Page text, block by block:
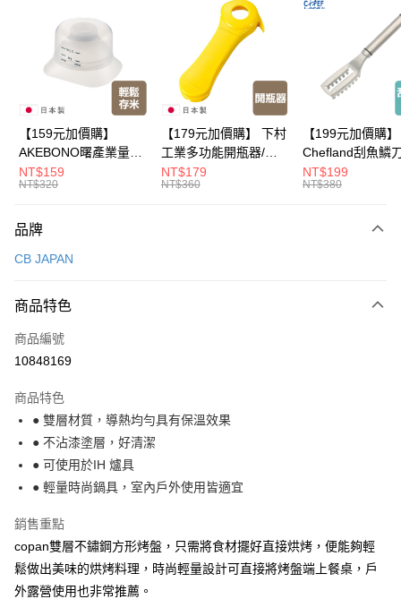
LINE Pay
Apple Pay
Google Pay
全盈+PAY
大哥付你分期
【大哥付你分期使用說明】
2.付款方式選擇「大哥付你分期」，訂單成立後會自動跳轉到大哥付的交易
成交易。
3.實際核准額度、可分期數及費用金額請依後續交易確認頁面所載為準。
4.訂單成立30分鐘內，如未前往確認交易或遇審核未通過，訂單將自動取
消。如遇「轉專審核」未通過狀況，表示未達大哥付你分期系統評分，恕無
法說明評估內容。
1.分期款項不併入電信帳單，「大哥付你分期」於每月結算日後寄送繳費提
2.透過簡訊連結打開帳單後，可選擇「超商條碼／台灣大直營門市／銀行轉
帳／街口支付／iPASS MONEY」等通路繳費。
【注意事項】
1.本服務係由「台灣大哥大股份有限公司」（以下簡稱本公司）所提供，讓
買賣價金債權讓與本公司後，依約使用本公司帳單繳交帳款。
2.基於同意付款使用「大哥付你分期」之契約關係目的，商店將以您的個人
資料（包含姓名、電話或地址）提供予台灣大哥大進項蒐集、處理及利用，
由本公司與您本人進行分期帳單所需資料之確認、核對及更正。
3.完整用戶服務條款，請詳閱以下連結：
每筆NT$100，滿NT$499(含以上)免運費
每筆NT$100，滿NT$499(含以上)免運費
7-11取貨付款
每筆NT$100，滿NT$499(含以上)免運費
付款後7-11取貨
每筆NT$100，滿NT$499(含以上)免運費
宅配【父親節大回饋】限時$299免運
每筆NT$150，滿NT$299(含以上)免運費
【159元加價購】
AKEBONO曙產業量米
杯漏斗組(白)/量米杯/
米桶/量米用具/任二件8
NT$159
NT$320
【179元加價購】 下村
工業多功能開瓶器/開
瓶器/餐廚用品/料理道
具/任二件8折
NT$179
NT$360
【199元加價購】
Chefland刮魚鱗
魚鱗器/廚房用品/
道具/任二件8折
NT$199
NT$380
品牌
CB JAPAN
商品特色
商品編號
10848169
商品特色
● 雙層材質，導熱均勻具有保溫效果
● 不沾漆塗層，好清潔
● 可使用於IH 爐具
● 輕量時尚鍋具，室內戶外使用皆適宜
銷售重點
copan雙層不鏽鋼方形烤盤，只需將食材擺好直接烘烤，便能夠輕
鬆做出美味的烘烤料理，時尚輕量設計可直接將烤盤端上餐桌，戶
外露營使用也非常推薦。